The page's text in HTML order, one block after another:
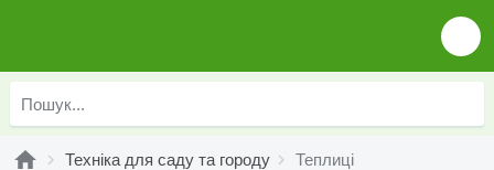
Техніка для саду та городу Теплиці